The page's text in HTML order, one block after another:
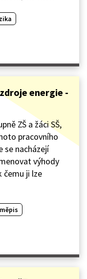
energie -
ZŠ a žáci SŠ,
pracovního
se nacházejí
výhody
čemu ji lze